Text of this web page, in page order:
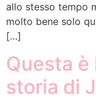
allo stesso tempo
molto bene solo
[…]
Questa
storia di